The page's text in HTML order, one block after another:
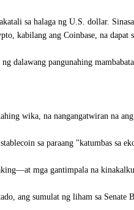
sa halaga ng U.S. dollar.
kabilang ang Coinbase, na dapat
dalawang pangunahing
wika, na nangangatwiran na
sa paraang "katumbas sa
mga gantimpala na
ang sumulat ng liham sa Senate